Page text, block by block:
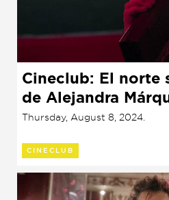
Cineclub: El norte
de Alejandra
Thursday, August 8, 2024.
CINECLUB